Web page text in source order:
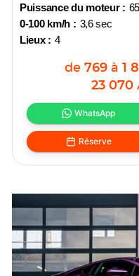
Puissance du moteur :
0-100 km/h : 3,6 sec
Lieux : 4
de 769 à 1
23 070
WhatsApp
Réserve